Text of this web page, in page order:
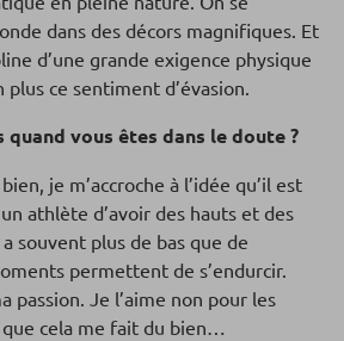
dans des décors magnifiques. Et
d’une grande exigence physique
ce sentiment d’évasion.
quand vous êtes dans le doute ?
je m’accroche à l’idée qu’il est
athlète d’avoir des hauts et des
souvent plus de bas que de
permettent de s’endurcir.
passion. Je l’aime non pour les
cela me fait du bien…